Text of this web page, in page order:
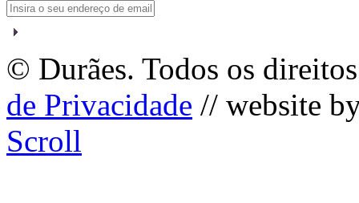
© Durães. Todos os
de Privacidade // website
Scroll